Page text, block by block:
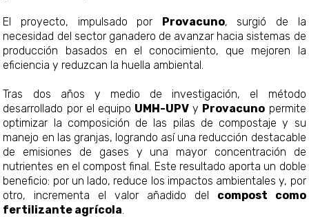
El proyecto, impulsado por Provacuno, surgió de la
necesidad del sector ganadero de avanzar hacia sistemas de
producción basados en el conocimiento, que mejoren la
eficiencia y reduzcan la huella ambiental.
Tras dos años y medio de investigación, el método
desarrollado por el equipo UMH-UPV y Provacuno permite
optimizar la composición de las pilas de compostaje y su
manejo en las granjas, logrando así una reducción destacable
de emisiones de gases y una mayor concentración de
nutrientes en el compost final. Este resultado aporta un doble
beneficio: por un lado, reduce los impactos ambientales y, por
otro, incrementa el valor añadido del compost como
fertilizante agrícola